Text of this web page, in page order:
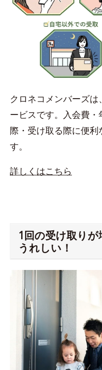
クロネコメンバーズ
ービスです。入会費
際・受け取る際に便
す。
詳しくはこちら
1回の受け取り
うれしい！